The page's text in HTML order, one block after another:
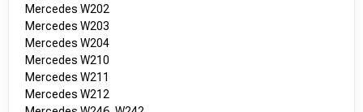
Mercedes W202
Mercedes W203
Mercedes W204
Mercedes W210
Mercedes W211
Mercedes W212